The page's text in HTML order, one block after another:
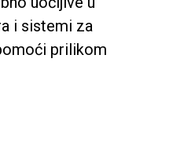
i sistemi za
prilikom